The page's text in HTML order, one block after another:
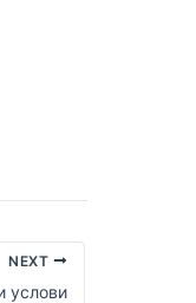
NEXT
услови